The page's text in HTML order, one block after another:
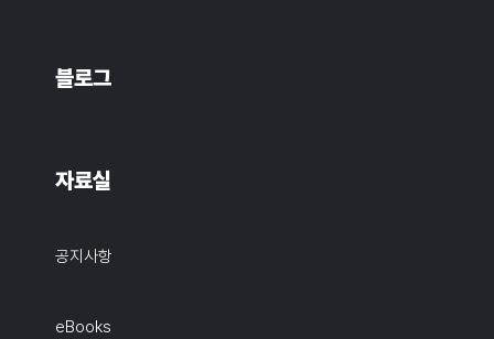
블로그
자료실
공지사항
eBooks